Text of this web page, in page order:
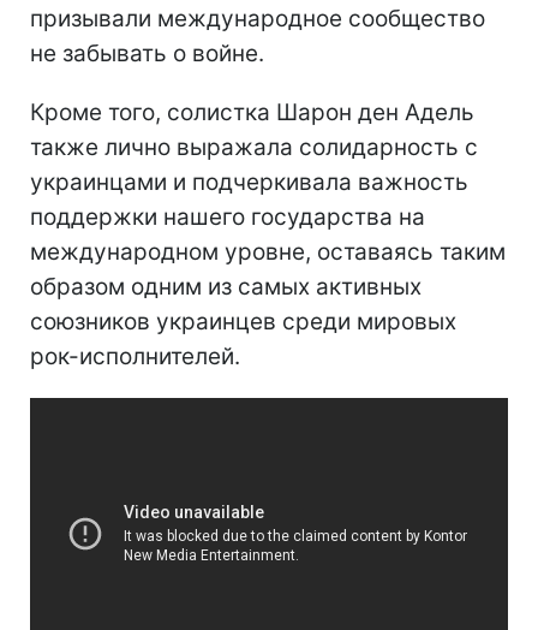
призывали международное сообщество
не забывать о войне.
Кроме того, солистка Шарон ден Адель
также лично выражала солидарность с
украинцами и подчеркивала важность
поддержки нашего государства на
международном уровне, оставаясь таким
образом одним из самых активных
союзников украинцев среди мировых
рок-исполнителей.